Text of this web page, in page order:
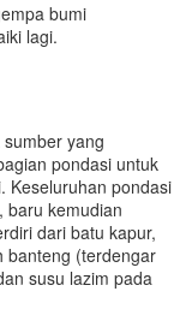
bumi
lagi.
yang
pondasi untuk
Keseluruhan pondasi
baru kemudian
dari batu kapur,
banteng (terdengar
susu lazim pada